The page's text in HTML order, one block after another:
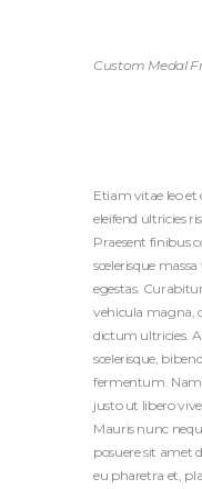
Custom Medal
Etiam vitae leo et
eleifend ultricies
Praesent finibus
scelerisque
egestas.
vehicula magna,
dictum ultricies.
scelerisque,
fermentum. Nam
justo ut libero
Mauris nunc
posuere sit amet
eu pharetra et,